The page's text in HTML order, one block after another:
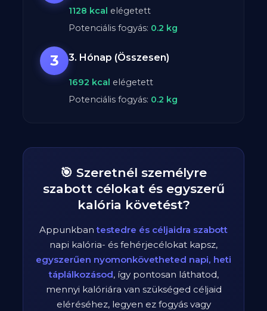
1128 kcal elégetett
Potenciális fogyás: 0.2 kg
3 3. Hónap (Összesen)
1692 kcal elégetett
Potenciális fogyás: 0.2 kg
🎯 Szeretnél személyre
szabott célokat és egyszerű
kalória követést?
Appunkbantestedre és céljaidra szabott
napi kalória- és fehérjecélokat kapsz,
egyszerűen nyomonkövetheted napi, heti
táplálkozásod, így pontosan láthatod,
mennyi kalóriára van szükséged céljaid
eléréséhez, legyen ez fogyás vagy